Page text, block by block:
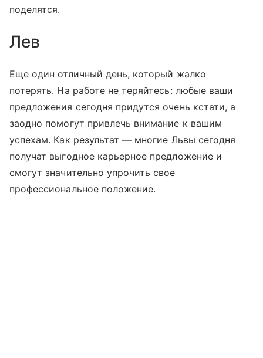
поделятся.
Лев
Еще один отличный день, который жалко
потерять. На работе не теряйтесь: любые ваши
предложения сегодня придутся очень кстати, а
заодно помогут привлечь внимание к вашим
успехам. Как результат — многие Львы сегодня
получат выгодное карьерное предложение и
смогут значительно упрочить свое
профессиональное положение.